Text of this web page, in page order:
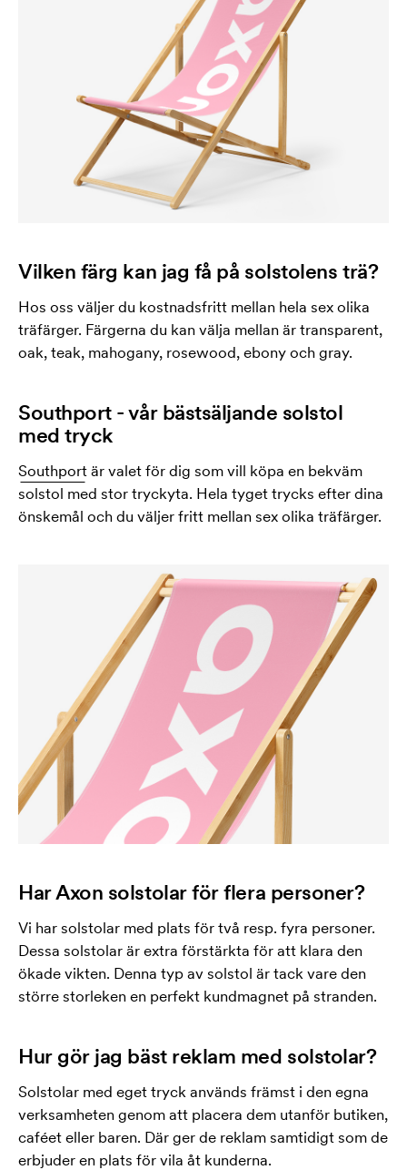
Vilken färg kan jag få på solstolens trä?
Hos oss väljer du kostnadsfritt mellan hela sex olika
träfärger. Färgerna du kan välja mellan är transparent,
oak, teak, mahogany, rosewood, ebony och gray.
Southport - vår bästsäljande solstol
med tryck
Southportär valet för dig som vill köpa en bekväm
solstol med stor tryckyta. Hela tyget trycks efter dina
önskemål och du väljer fritt mellan sex olika träfärger.
Har Axon solstolar för flera personer?
Vi har solstolar med plats för två resp. fyra personer.
Dessa solstolar är extra förstärkta för att klara den
ökade vikten. Denna typ av solstol är tack vare den
större storleken en perfekt kundmagnet på stranden.
Hur gör jag bäst reklam med solstolar?
Solstolar med eget tryck används främst i den egna
verksamheten genom att placera dem utanför butiken,
caféet eller baren. Där ger de reklam samtidigt som de
erbjuder en plats för vila åt kunderna.